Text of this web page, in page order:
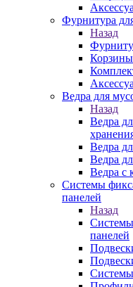
Фурнитура
Назад
Корзины
Ведра для
Назад
Ведра
Ведра
Ведра
Ведра с
Системы
панелей
Назад
панелей